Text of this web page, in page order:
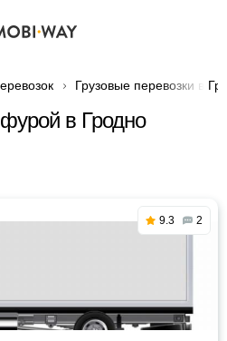
Грузовые перевозки в
в Гродно
9.3 2